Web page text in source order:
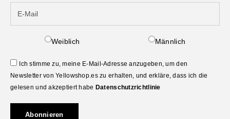
Weiblich Männlich
Ich stimme zu, meine E-Mail-Adresse anzugeben, um den
Newsletter von Yellowshop.es zu erhalten, und erkläre, dass ich die
gelesen und akzeptiert habe Datenschutzrichtlinie
Abonnieren